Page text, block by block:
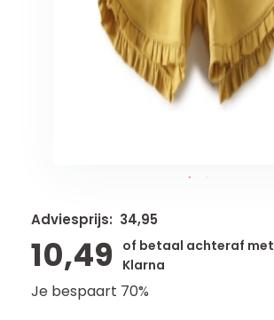
Schommelstoelen en wipstoeltjes
Adviesprijs: 34,95
10,49
of betaal achteraf met
Klarna
Je bespaart 70%